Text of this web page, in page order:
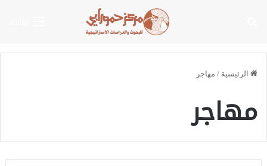
الرئيسية / مهاجر
مهاجر